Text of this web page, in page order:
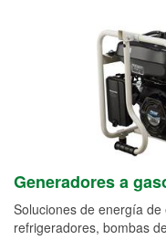
Generadores a
Soluciones de energía
refrigeradores, bombas